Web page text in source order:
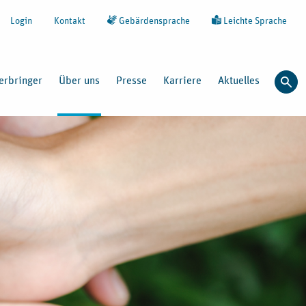
Login Kontakt Gebärdensprache Leichte Sprache
Über uns Presse Karriere Aktuelles